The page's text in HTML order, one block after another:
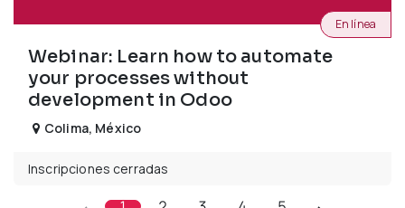
Webinar: Learn how to automate
your processes without
development in Odoo
En línea
Colima, México
Inscripciones cerradas